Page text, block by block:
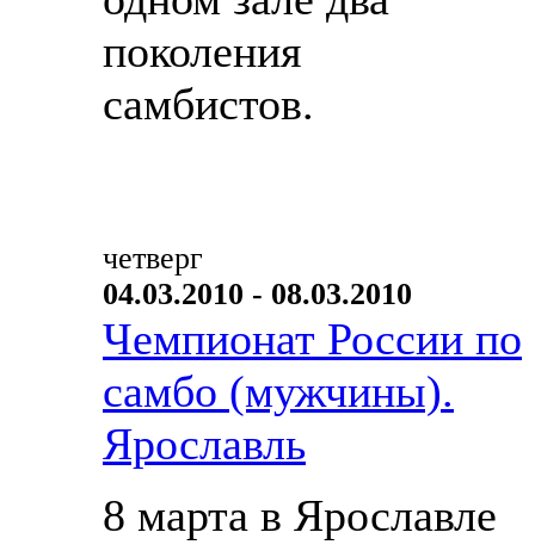
поколения
самбистов.
четверг
04.03.2010 - 08.03.2010
Чемпионат России по
самбо (мужчины).
Ярославль
8 марта в Ярославле